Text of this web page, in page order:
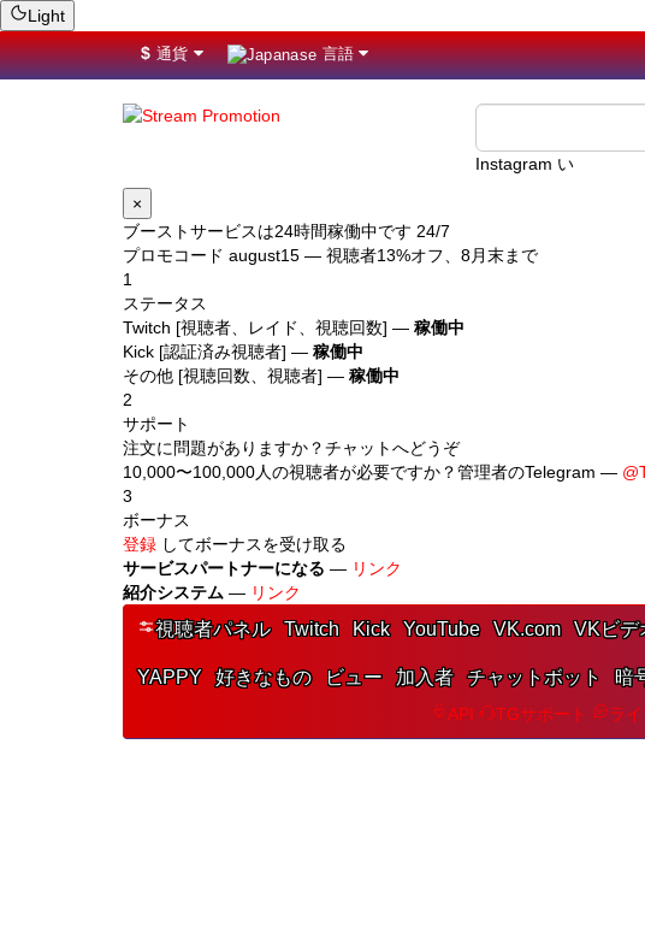
Light
$通貨 言語
Instagram いいね
×
ブーストサービスは24時間稼働中です 24/7
プロモコード august15 — 視聴者13%オフ、8月末まで
1
ステータス
Twitch [視聴者、レイド、視聴回数] — 稼働中
Kick [認証済み視聴者] — 稼働中
その他 [視聴回数、視聴者] — 稼働中
2
サポート
注文に問題がありますか？チャットへどうぞ
10,000〜100,000人の視聴者が必要ですか？管理者のTelegram —
3
ボーナス
登録 してボーナスを受け取る
サービスパートナーになる — リンク
紹介システム — リンク
視聴者パネル Twitch Kick YouTube VK.com VKビデ
YAPPY 好きなもの ビュー 加入者 チャットボット 暗
API TGサポート ラ